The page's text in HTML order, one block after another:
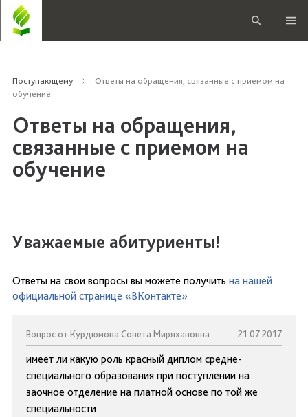
Поступающему
Ответы на обращения, связанные с приемом на
обучение
Ответы на обращения,
связанные с приемом на
обучение
Уважаемые абитуриенты!
Ответы на свои вопросы вы можете получить на нашей
официальной странице «ВКонтакте»
Вопрос от Курдюмова Сонета Миряхановна 21.07.2017
имеет ли какую роль красный диплом средне-
специального образования при поступлении на
заочное отделение на платной основе по той же
специальности